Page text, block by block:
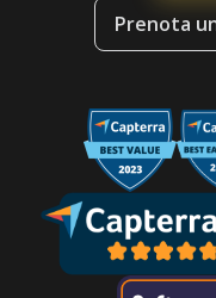
Prenota